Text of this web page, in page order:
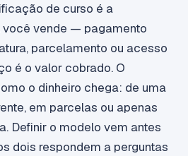
de curso é a
você vende — pagamento
parcelamento ou acesso
é o valor cobrado. O
o dinheiro chega: de uma
em parcelas ou apenas
Definir o modelo vem antes
dois respondem a perguntas